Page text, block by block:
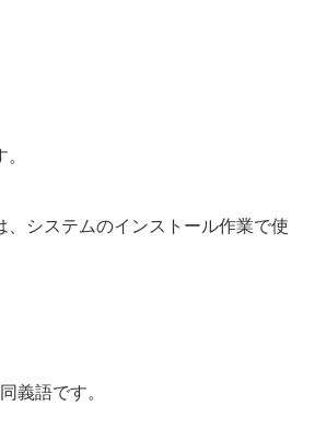
システムのインストール作業で使
義語です。